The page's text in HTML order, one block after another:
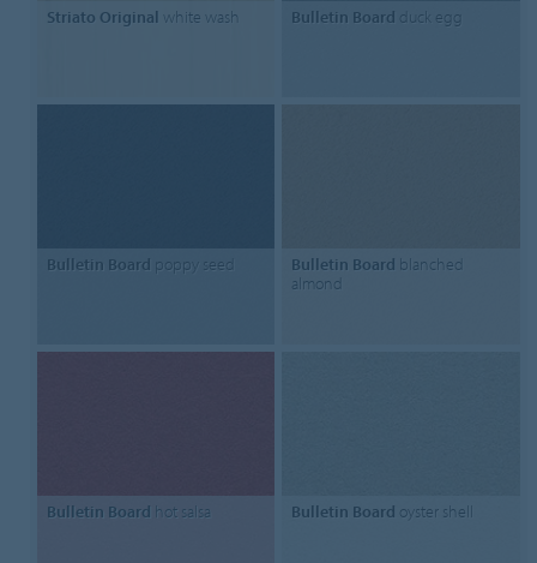
Striato Original white wash Bulletin Board duck egg
Bulletin Board poppy seed Bulletin Board blanched
almond
Bulletin Board hot salsa Bulletin Board oyster shell